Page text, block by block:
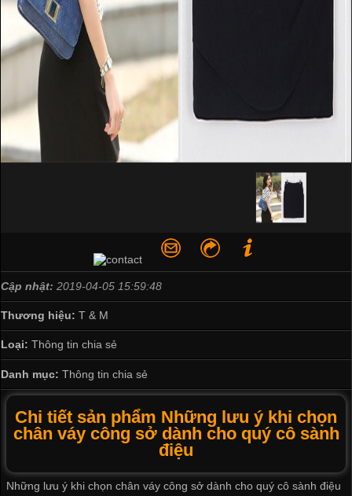
Cập nhật: 2019-04-05 15:59:48
Thương hiệu: T & M
Loại: Thông tin chia sẻ
Danh mục: Thông tin chia sẻ
Chi tiết sản phẩm Những lưu ý khi chọn
chân váy công sở dành cho quý cô sành
điệu
Những lưu ý khi chọn chân váy công sở dành cho quý cô sành điệu